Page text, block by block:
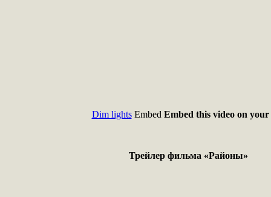
Dim lightsEmbed Embed this video on your
Трейлер фильма «Районы»